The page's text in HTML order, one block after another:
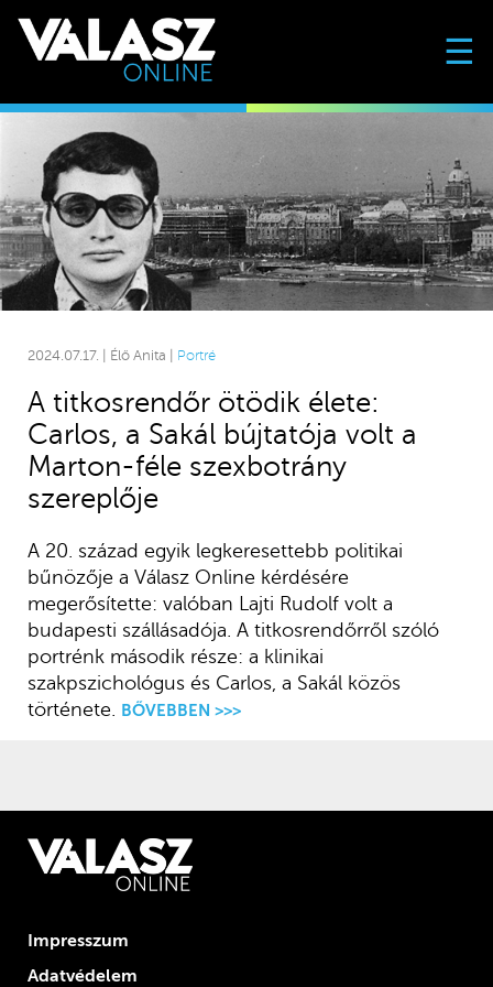
☰
2024.07.17. | Élő Anita | Portré
A titkosrendőr ötödik élete:
Carlos, a Sakál bújtatója volt a
Marton-féle szexbotrány
szereplője
A 20. század egyik legkeresettebb politikai
bűnözője a Válasz Online kérdésére
megerősítette: valóban Lajti Rudolf volt a
budapesti szállásadója. A titkosrendőrről szóló
portrénk második része: a klinikai
szakpszichológus és Carlos, a Sakál közös
története. BŐVEBBEN >>>
Impresszum
Adatvédelem